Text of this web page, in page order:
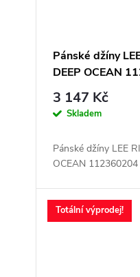
Pánské džíny
DEEP OCEAN
3 147 Kč
Skladem
Pánské džíny LEE
OCEAN 112360204
Totální výprodej!